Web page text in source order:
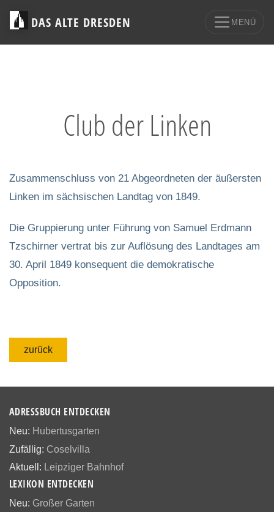
DAS ALTE DRESDEN MENÜ
Club der Linken
Zusammenschluss von 21 Abgeordneten der äußersten
Linken im sächsischen Landtag von 1849.
Die Gruppierung unter Führung von Samuel Erdmann
Tzschirner vertrat bis zur Auflösung des Landtages am
30. April 1849 konsequent die demokratische
Opposition.
zurück
ADRESSBUCH ENTDECKEN
Neu: Hubertusgarten
Zufällig: Coselvilla
Aktuell: Leipziger Bahnhof
LEXIKON ENTDECKEN
Neu: Großer Garten